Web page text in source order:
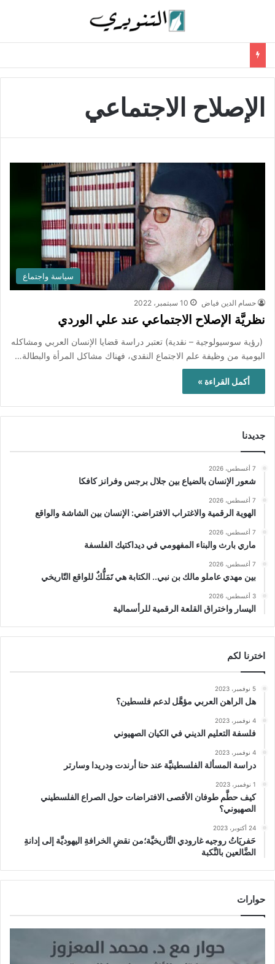
الإصلاح الاجتماعي
سياسة واجتماع
حسام الدين فياض 10 سبتمبر، 2022
نظريَّة الإصلاح الاجتماعي عند علي الوردي
(رؤية سوسيولوجية – نقدية) تعتبر دراسة قضايا الإنسان العربي ومشاكله
اليومية من وظيفة علم الاجتماع النقدي، فهناك مشاكل المرأة والبطالة…
أكمل القراءة »
جديدنا
7 أغسطس، 2026
شعور الإنسان بالضياع بين جلال برجس وفرانز كافكا
7 أغسطس، 2026
الهوية الرقمية والاغتراب الافتراضي: الإنسان بين الشاشة والواقع
7 أغسطس، 2026
ماري بارث والبناء المفهومي في ديداكتيك الفلسفة
7 أغسطس، 2026
بين مهدي عاملو مالك بن نبي.. الكتابة هي تَمَلُّكٌ للواقع التّاريخي
3 أغسطس، 2026
اليسار واختراق القلعة الرقمية للرأسمالية
اخترنا لكم
5 نوفمبر، 2023
هل الراهن العربي مؤهَّل لدعم فلسطين؟
4 نوفمبر، 2023
فلسفة التعليم الديني في الكيان الصهيوني
4 نوفمبر، 2023
دراسة المسألة الفلسطينيَّة عند حنا أرندت ودريدا وسارتر
1 نوفمبر، 2023
كيف حطَّم طوفان الأقصى الافتراضات حول الصراع الفلسطيني
الصهيوني؟
24 أكتوبر، 2023
حَفريَاتُ روجيه غارودي التَّاريخيَّة؛من نقضِ الخرافةِ اليهوديَّة إلى إدانةِ
الضَّالعين بالنَّكبة
حوارات